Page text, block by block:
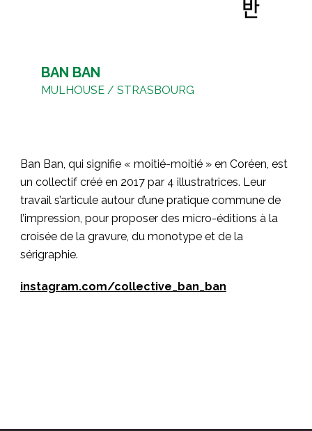
BAN BAN
MULHOUSE / STRASBOURG
Ban Ban, qui signifie « moitié-moitié » en Coréen, est
un collectif créé en 2017 par 4 illustratrices. Leur
travail s’articule autour d’une pratique commune de
l’impression, pour proposer des micro-éditions à la
croisée de la gravure, du monotype et de la
sérigraphie.
instagram.com/collective_ban_ban